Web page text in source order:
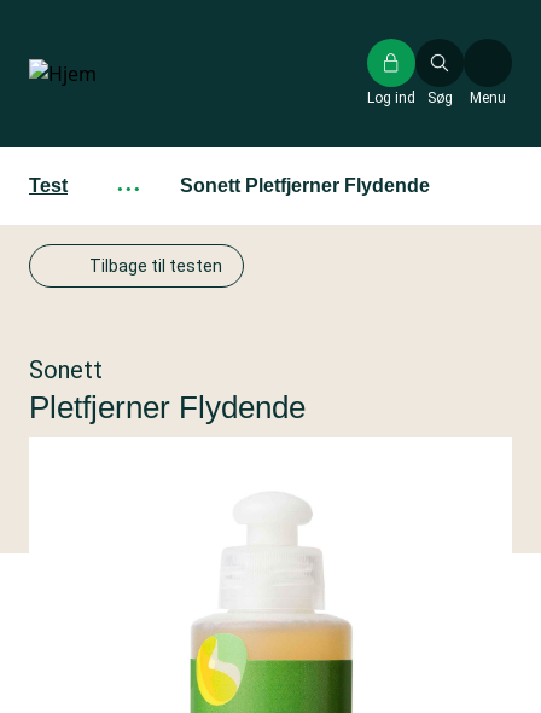
hovedindhold
Søg
Log ind Menu
Test ··· Sonett Pletfjerner Flydende
Tilbage til testen
Sonett
Pletfjerner Flydende